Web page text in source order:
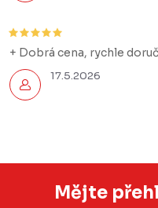
17.5.2026
+ Dobrá cena, rychle
Mějte